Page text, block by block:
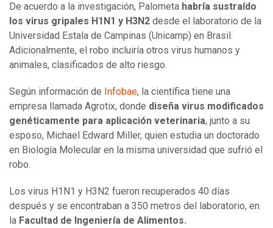
De acuerdo a la investigación, Palometa habría sustraído
los virus gripales H1N1 y H3N2 desde el laboratorio de la
Universidad Estala de Campinas (Unicamp) en Brasil.
Adicionalmente, el robo incluiría otros virus humanos y
animales, clasificados de alto riesgo.
Según información de Infobae, la científica tiene una
empresa llamada Agrotix, donde diseña virus modificados
genéticamente para aplicación veterinaria, junto a su
esposo, Michael Edward Miller, quien estudia un doctorado
en Biología Molecular en la misma universidad que sufrió el
robo.
Los virus H1N1 y H3N2 fueron recuperados 40 días
después y se encontraban a 350 metros del laboratorio, en
la Facultad de Ingeniería de Alimentos.